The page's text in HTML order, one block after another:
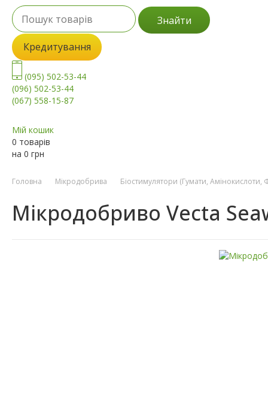
Знайти
Кредитування
(095) 502-53-44
(096) 502-53-44
(067) 558-15-87
Мій кошик
0 товарів
на 0 грн
Головна Мікродобрива Біостимулятори (Гумати, Амінокислоти,
Мікродобриво Vecta